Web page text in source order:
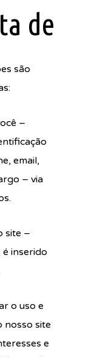
de
são
–
email,
– via
site –
é inserido
o uso e
nosso site
e